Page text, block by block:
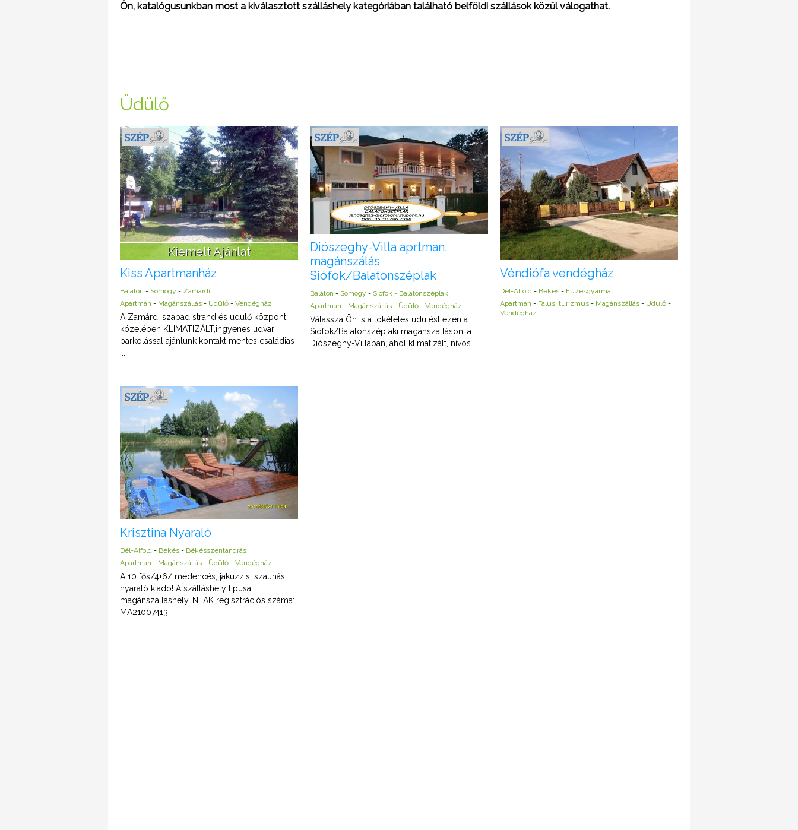
Ön, katalógusunkban most a kiválasztott szálláshely kategóriában található belföldi szállások közül válogathat.
Üdülő
Kiemelt Ajánlat
Kiss Apartmanház
Balaton - Somogy - Zamárdi
Apartman - Magánszállás - Üdülő - Vendégház
A Zamárdi szabad strand és üdülő központ
közelében KLIMATIZÁLT,ingyenes udvari
parkolással ajánlunk kontakt mentes családias
Diószeghy-Villa aprtman,
magánszálás
Siófok/Balatonszéplak
Balaton - Somogy - Siófok - Balatonszéplak
Apartman - Magánszállás - Üdülő - Vendégház
Válassza Ön is a tökéletes üdülést ezen a
Siófok/Balatonszéplaki magánszálláson, a
Diószeghy-Villában, ahol klimatizált, nívós ...
Véndiófa vendégház
Dél-Alföld - Békés - Füzesgyarmat
Apartman - Falusi turizmus - Magánszállás - Üdülő -
Vendégház
Krisztina Nyaraló
Dél-Alföld - Békés - Békésszentandrás
Apartman - Magánszállás - Üdülő - Vendégház
A 10 fős/4+6/ medencés, jakuzzis, szaunás
nyaraló kiadó! A szálláshely típusa
magánszálláshely, NTAK regisztrációs száma:
MA21007413